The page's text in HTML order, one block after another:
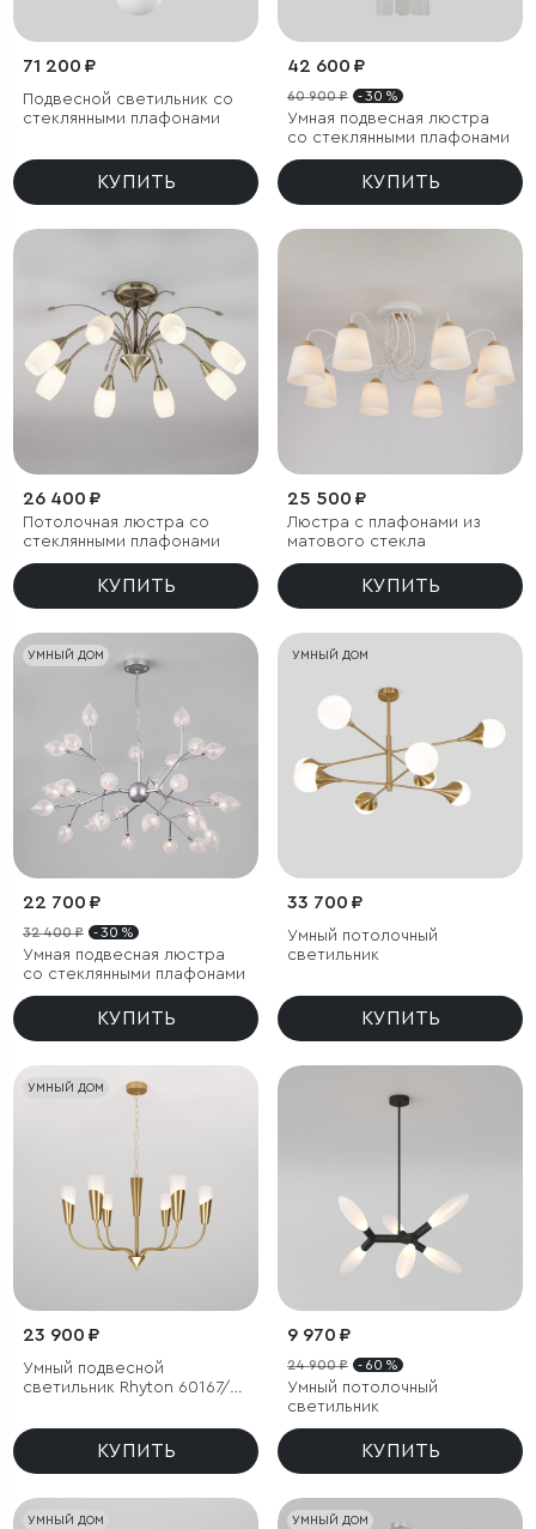
71 200 ₽
Подвесной светильник со
стеклянными плафонами
КУПИТЬ
42 600 ₽
60 900 ₽ - 30 %
Умная подвесная люстра
со стеклянными плафонами
КУПИТЬ
26 400 ₽
Потолочная люстра со
стеклянными плафонами
КУПИТЬ
25 500 ₽
Люстра с плафонами из
матового стекла
КУПИТЬ
УМНЫЙ ДОМ
22 700 ₽
32 400 ₽ - 30 %
Умная подвесная люстра
со стеклянными плафонами
КУПИТЬ
УМНЫЙ ДОМ
33 700 ₽
Умный потолочный
светильник
КУПИТЬ
УМНЫЙ ДОМ
23 900 ₽
Умный подвесной
светильник Rhyton 60167/6
КУПИТЬ
9 970 ₽
24 900 ₽ - 60 %
Умный потолочный
светильник
КУПИТЬ
УМНЫЙ ДОМ УМНЫЙ ДОМ